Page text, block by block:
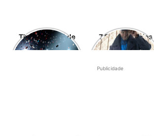
The Boys está de
volta! Aqui estão
7 filmes e séries
que chegarão na
Publicidade